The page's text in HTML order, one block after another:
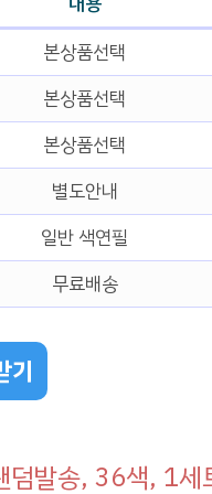
본상품선택
본상품선택
본상품선택
별도안내
일반 색연필
무료배송
기
덤발송, 36색, 1세